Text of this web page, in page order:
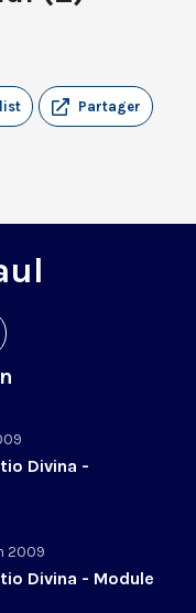
Partager
Divina -
2009
Divina - Module